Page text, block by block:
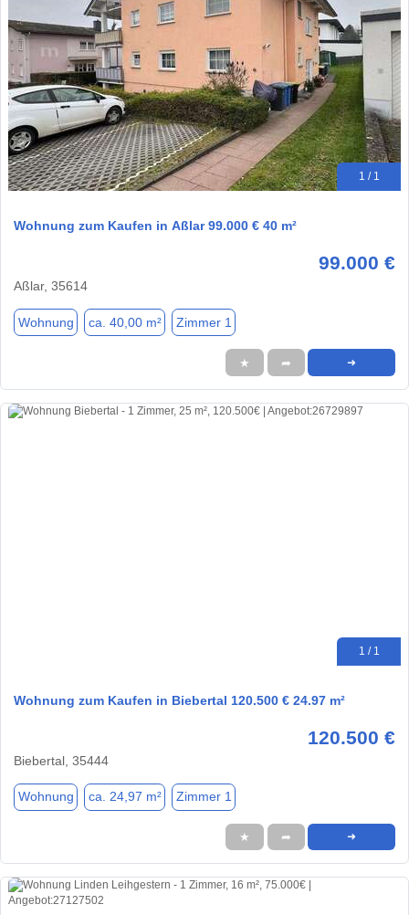
1 / 1
Wohnung zum Kaufen in Aßlar 99.000 € 40 m²
99.000 €
Aßlar, 35614
Wohnung ca. 40,00 m² Zimmer 1
★ ➦ ➜
1 / 1
Wohnung zum Kaufen in Biebertal 120.500 € 24.97 m²
120.500 €
Biebertal, 35444
Wohnung ca. 24,97 m² Zimmer 1
★ ➦ ➜